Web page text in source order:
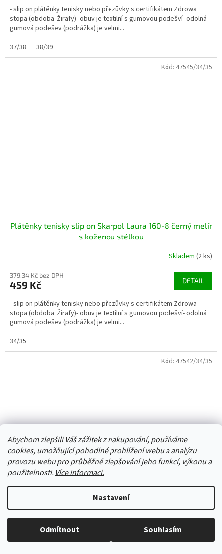
Abychom zlepšili Váš zážitek z nakupování, používáme
cookies, umožňující pohodlné prohlížení webu a analýzu
provozu webu pro průběžné zlepšování jeho funkcí, výkonu a
použitelnosti. Více informaci.
Nastavení
Odmítnout Souhlasím
- slip on plátěnky tenisky nebo přezůvky s certifikátem Zdrowa
stopa (obdoba Žirafy)- obuv je textilní s gumovou podešví- odolná
gumová podešev (podrážka) je velmi...
37/38
38/39
Plátěnky tenisky slip on Skarpol Laura 160-8 černý melír
s koženou stélkou
Skladem (2 ks)
379,34 Kč bez DPH
459 Kč DETAIL
- slip on plátěnky tenisky nebo přezůvky s certifikátem Zdrowa
stopa (obdoba Žirafy)- obuv je textilní s gumovou podešví- odolná
gumová podešev (podrážka) je velmi...
34/35
Kód: 47545/34/35
Plátěnky tenisky slip on Skarpol Laura 160-9 šedý melír
s koženou stélkou
Kód: 47542/34/35